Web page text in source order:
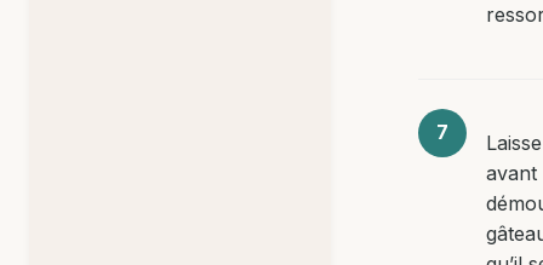
avant